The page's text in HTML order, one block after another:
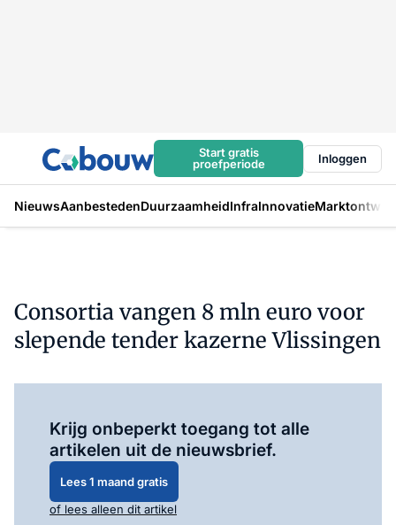
Start gratis
proefperiode
Inloggen
NieuwsAanbestedenDuurzaamheidInfraInnovatie
Consortia vangen 8 mln euro voor
slepende tender kazerne Vlissingen
Krijg onbeperkt toegang tot alle
artikelen uit de nieuwsbrief.
Lees 1 maand gratis
of lees alleen dit artikel